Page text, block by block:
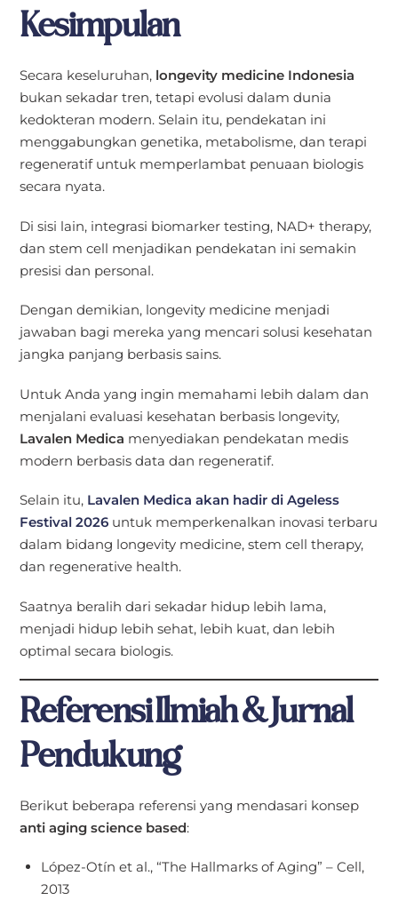
Kesimpulan
Secara keseluruhan, longevity medicine Indonesia
bukan sekadar tren, tetapi evolusi dalam dunia
kedokteran modern. Selain itu, pendekatan ini
menggabungkan genetika, metabolisme, dan terapi
regeneratif untuk memperlambat penuaan biologis
secara nyata.
Di sisi lain, integrasi biomarker testing, NAD+ therapy,
dan stem cell menjadikan pendekatan ini semakin
presisi dan personal.
Dengan demikian, longevity medicine menjadi
jawaban bagi mereka yang mencari solusi kesehatan
jangka panjang berbasis sains.
Untuk Anda yang ingin memahami lebih dalam dan
menjalani evaluasi kesehatan berbasis longevity,
Lavalen Medica menyediakan pendekatan medis
modern berbasis data dan regeneratif.
Selain itu, Lavalen Medica akan hadir di Ageless
Festival 2026 untuk memperkenalkan inovasi terbaru
dalam bidang longevity medicine, stem cell therapy,
dan regenerative health.
Saatnya beralih dari sekadar hidup lebih lama,
menjadi hidup lebih sehat, lebih kuat, dan lebih
optimal secara biologis.
Referensi Ilmiah & Jurnal
Pendukung
Berikut beberapa referensi yang mendasari konsep
anti aging science based:
López-Otín et al., “The Hallmarks of Aging” – Cell,
2013